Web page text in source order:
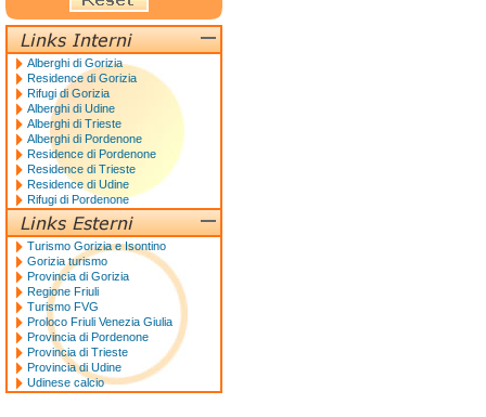
Alberghi di Gorizia
Residence di Gorizia
Rifugi di Gorizia
Alberghi di Udine
Alberghi di Trieste
Alberghi di Pordenone
Residence di Pordenone
Residence di Trieste
Residence di Udine
Rifugi di Pordenone
Turismo Gorizia e Isontino
Gorizia turismo
Provincia di Gorizia
Regione Friuli
Turismo FVG
Proloco Friuli Venezia Giulia
Provincia di Pordenone
Provincia di Trieste
Provincia di Udine
Udinese calcio